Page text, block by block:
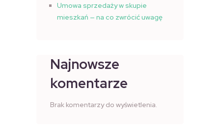
Umowa sprzedaży w skupie
mieszkań — na co zwrócić uwagę
Najnowsze
komentarze
Brak komentarzy do wyświetlenia.